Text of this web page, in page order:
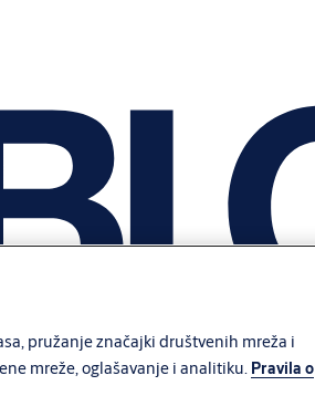
pružanje značajki društvenih mreža i
mreže, oglašavanje i analitiku. Pravila o